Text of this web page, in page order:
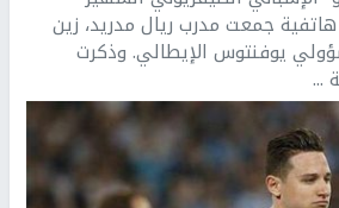
جمعت مدرب ريال مدريد، زين
يوفنتوس الإيطالي. وذكرت
...